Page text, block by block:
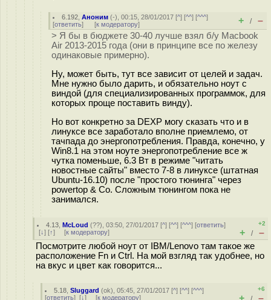
6.192 ,Аноним (-), 00:15, 28/01/2017 [^] [^^] [^^^]
[ответить] [к модератору] + / –
> Я бы в бюджете 30-40 лучше взял б/у Macbook
Air 2013-2015 года (они в принципе все по железу
одинаковые примерно).
Ну, может быть, тут все зависит от целей и задач.
Мне нужно было дарить, и обязательно ноут с
виндой (для специализированных программок, для
которых проще поставить винду).
Но вот конкретно за DEXP могу сказать что и в
линуксе все заработало вполне приемлемо, от
тачпада до энергопотребления. Правда, конечно, у
Win8.1 на этом ноуте энергопотребление все ж
чутка поменьше, 6.3 Вт в режиме "читать
новостные сайты" вместо 7-8 в линуксе (штатная
Ubuntu-16.10) после "простого тюнинга" через
powertop & Co. Сложным тюнингом пока не
занимался.
4.13 ,McLoud (??), 03:50, 27/01/2017 [^] [^^] [^^^] [ответить]
[↓] [↑] [к модератору]
+2
+ / –
Посмотрите любой ноут от IBM/Lenovo там такое же
расположение Fn и Ctrl. На мой взгляд так удобнее, но
на вкус и цвет как говорится...
5.18 ,Sluggard (ok), 05:45, 27/01/2017 [^] [^^] [^^^]
[ответить] [↓] [к модератору]
+6
+ –